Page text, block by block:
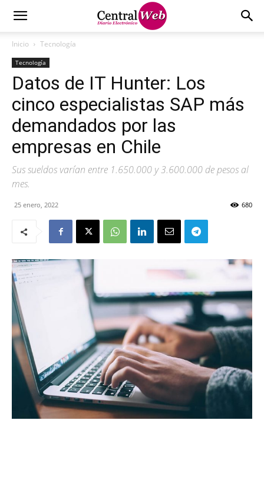
Inicio Tecnología
Tecnología
Datos de IT Hunter: Los
cinco especialistas SAP más
demandados por las
empresas en Chile
Sus sueldos varían entre 1.650.000 y 3.600.000 de pesos al
mes.
25 enero, 2022 680